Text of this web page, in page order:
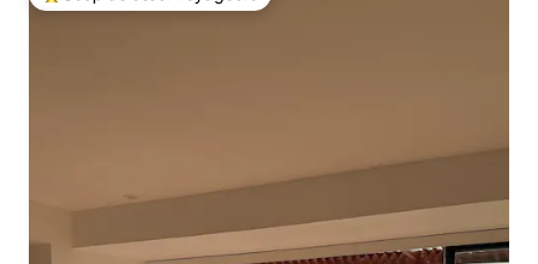
Coups de cœur voyageurs les plus appréciés